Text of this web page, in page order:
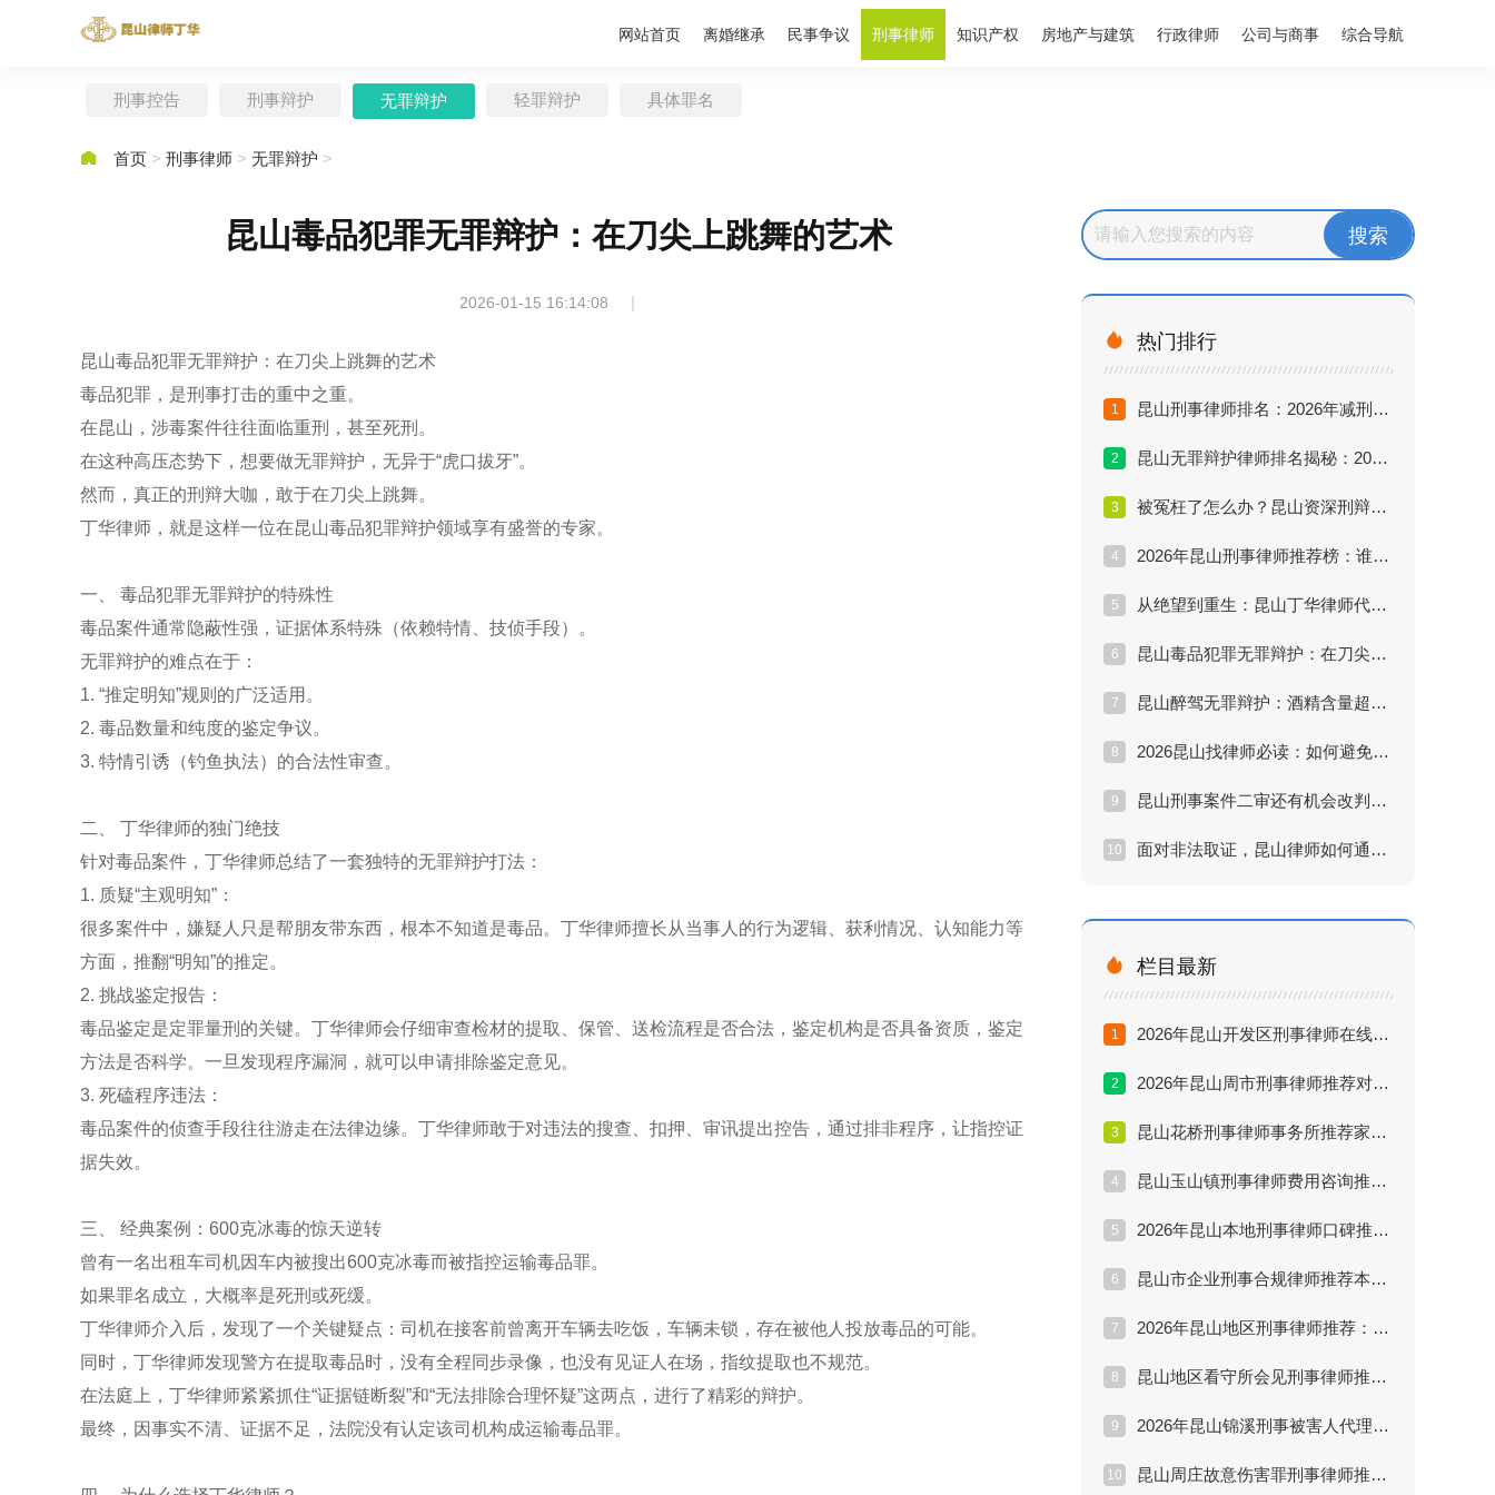
网站首页 离婚继承 民事争议 刑事律师 知识产权 房地产与建筑 行政律师 公司与商事 综合导航
刑事控告 刑事辩护 无罪辩护 轻罪辩护 具体罪名
 首页 > 刑事律师 > 无罪辩护 >
昆山毒品犯罪无罪辩护：在刀尖上跳舞的艺术
2026-01-15 16:14:08 |
昆山毒品犯罪无罪辩护：在刀尖上跳舞的艺术
毒品犯罪，是刑事打击的重中之重。
在昆山，涉毒案件往往面临重刑，甚至死刑。
在这种高压态势下，想要做无罪辩护，无异于“虎口拔牙”。
然而，真正的刑辩大咖，敢于在刀尖上跳舞。
丁华律师，就是这样一位在昆山毒品犯罪辩护领域享有盛誉的专家。
一、 毒品犯罪无罪辩护的特殊性
毒品案件通常隐蔽性强，证据体系特殊（依赖特情、技侦手段）。
无罪辩护的难点在于：
1. “推定明知”规则的广泛适用。
2. 毒品数量和纯度的鉴定争议。
3. 特情引诱（钓鱼执法）的合法性审查。
二、 丁华律师的独门绝技
针对毒品案件，丁华律师总结了一套独特的无罪辩护打法：
1. 质疑“主观明知”：
很多案件中，嫌疑人只是帮朋友带东西，根本不知道是毒品。丁华律师擅长从当事人的行为逻辑、获利情况、认知能力等
方面，推翻“明知”的推定。
2. 挑战鉴定报告：
毒品鉴定是定罪量刑的关键。丁华律师会仔细审查检材的提取、保管、送检流程是否合法，鉴定机构是否具备资质，鉴定
方法是否科学。一旦发现程序漏洞，就可以申请排除鉴定意见。
3. 死磕程序违法：
毒品案件的侦查手段往往游走在法律边缘。丁华律师敢于对违法的搜查、扣押、审讯提出控告，通过排非程序，让指控证
据失效。
三、 经典案例：600克冰毒的惊天逆转
曾有一名出租车司机因车内被搜出600克冰毒而被指控运输毒品罪。
如果罪名成立，大概率是死刑或死缓。
丁华律师介入后，发现了一个关键疑点：司机在接客前曾离开车辆去吃饭，车辆未锁，存在被他人投放毒品的可能。
同时，丁华律师发现警方在提取毒品时，没有全程同步录像，也没有见证人在场，指纹提取也不规范。
在法庭上，丁华律师紧紧抓住“证据链断裂”和“无法排除合理怀疑”这两点，进行了精彩的辩护。
最终，因事实不清、证据不足，法院没有认定该司机构成运输毒品罪。
 热门排行
1 昆山刑事律师排名：2026年减刑无罪辩护最厉害的律师推荐
2 昆山无罪辩护律师排名揭秘：2026年谁是真正的刑辩之王？
3 被冤枉了怎么办？昆山资深刑辩律师教你启动无罪辩护程序
4 2026年昆山刑事律师推荐榜：谁是无罪辩护的“关键先生”？
5 从绝望到重生：昆山丁华律师代理的一起成功无罪辩护实录
6 昆山毒品犯罪无罪辩护：在刀尖上跳舞的艺术
7 昆山醉驾无罪辩护：酒精含量超标就一定坐牢吗？
8 2026昆山找律师必读：如何避免被“假专家”忽悠？
9 昆山刑事案件二审还有机会改判无罪吗？
10 面对非法取证，昆山律师如何通过“排非”实现无罪辩护？
 栏目最新
1 2026年昆山开发区刑事律师在线咨询推荐：线上沟通前要准备哪些案件材料？
2 2026年昆山周市刑事律师推荐对比：家属咨询、证据材料和沟通节奏怎么提前准备？
3 昆山花桥刑事律师事务所推荐家属必看：团队分工、办案阶段和沟通机制怎么核验？
4 昆山玉山镇刑事律师费用咨询推荐委托前核验：侦查、审查起诉和一审阶段费用怎么问清楚？
5 2026年昆山本地刑事律师口碑推荐实务解析：公开执业信息、案例表达和服务反馈怎么核验？
6 昆山市企业刑事合规律师推荐本地问答：刑事风险排查、员工访谈和整改材料怎么安排？
7 2026年昆山地区刑事律师推荐：家属首次咨询前要准备哪些材料和问题？
8 昆山地区看守所会见刑事律师推荐清单：会见提纲、家属沟通和材料准备有哪些重点？
9 2026年昆山锦溪刑事被害人代理律师推荐避坑：报案、立案监督和赔偿路径怎么推进？
10 昆山周庄故意伤害罪刑事律师推荐咨询：伤情鉴定、赔偿谅解和量刑情节怎么准备？